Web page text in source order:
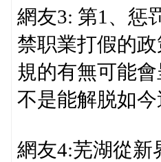
網友3: 第1、惩
禁职業打假的
規的有無可能
不是能解脱如
網友4:芜湖從新